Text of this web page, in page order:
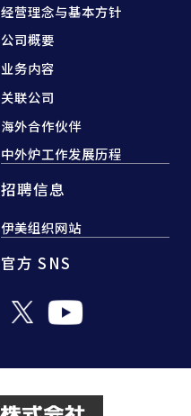
经营理念与基本方针
公司概要
业务内容
关联公司
海外合作伙伴
中外炉工作发展历程
招聘信息
伊美组织网站
官方 SNS